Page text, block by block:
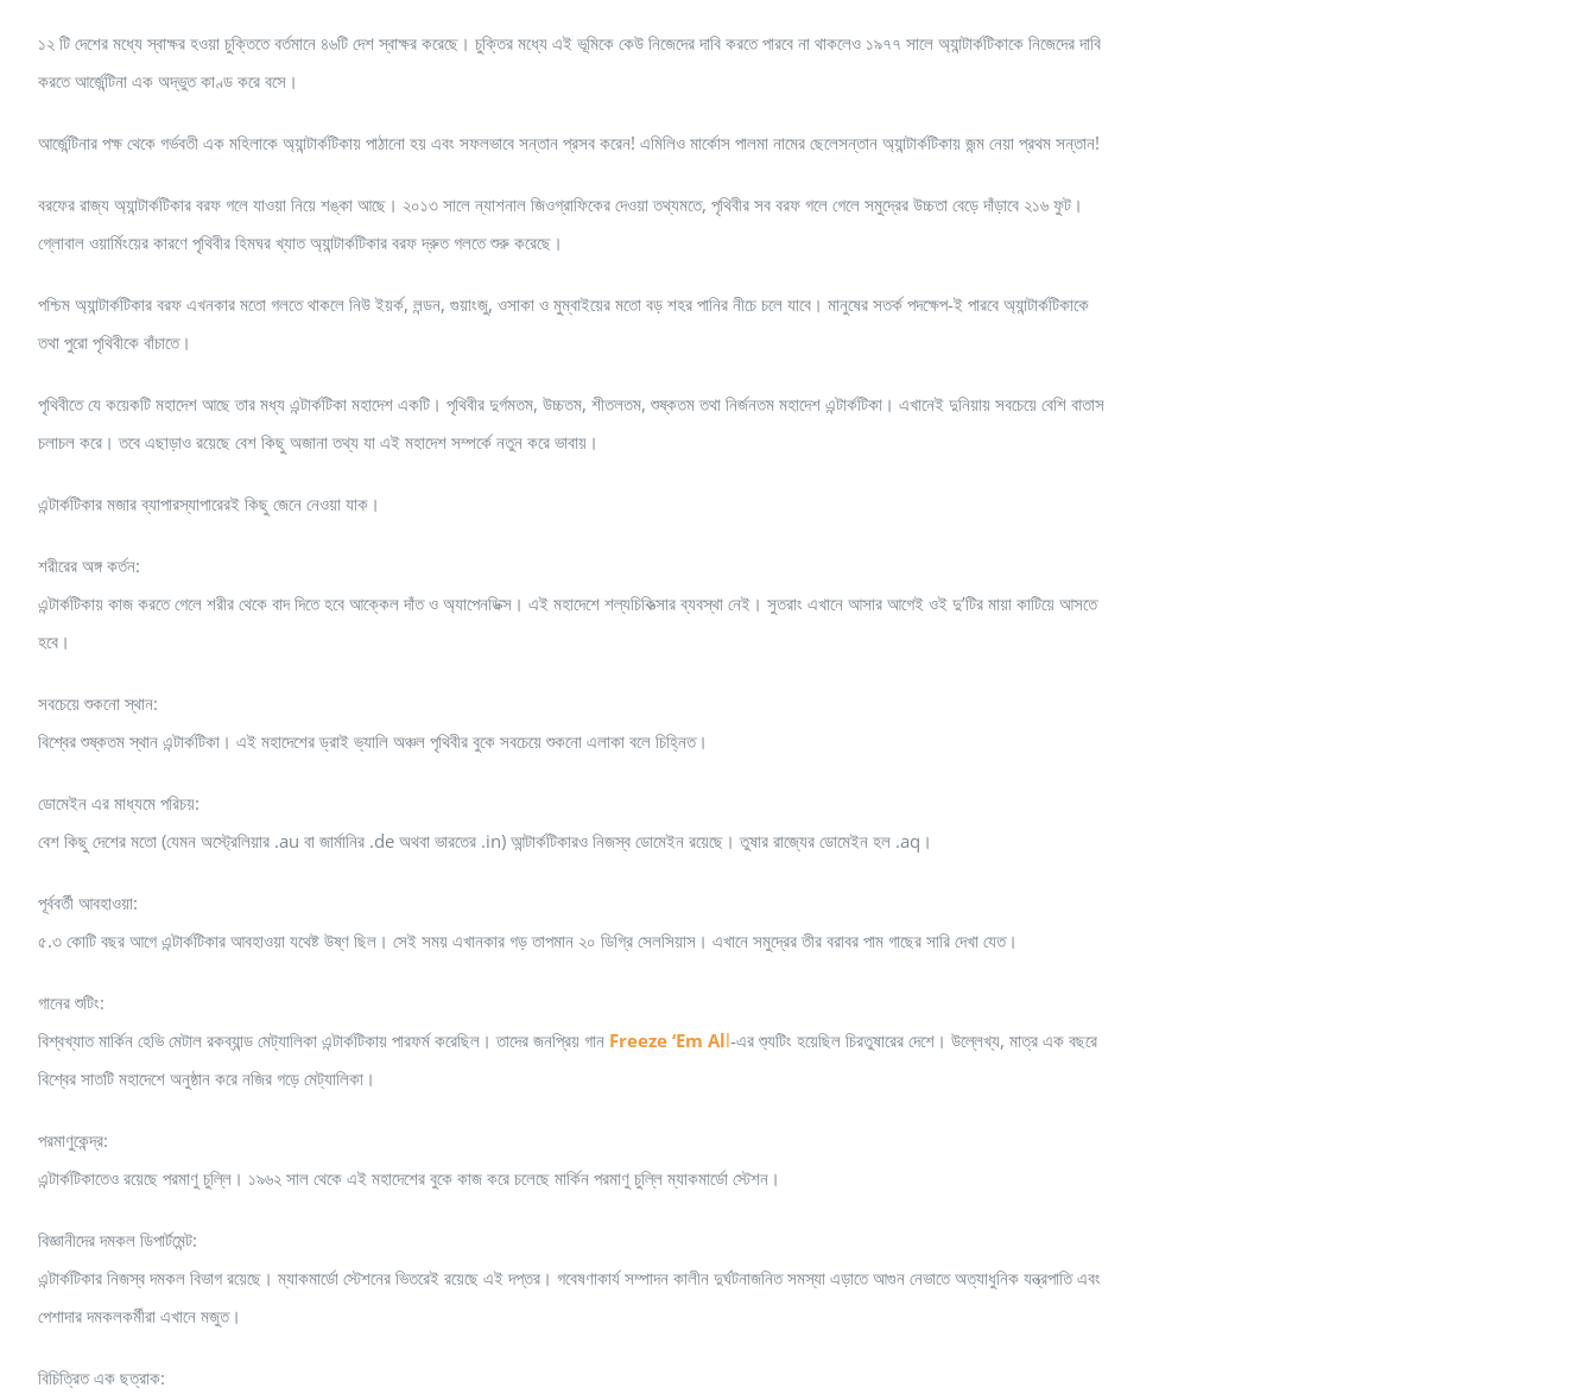
১২ টি দেশের মধ্যে স্বাক্ষর হওয়া চুক্তিতে বর্তমানে ৪৬টি দেশ স্বাক্ষর করেছে। চুক্তির মধ্যে এই ভূমিকে কেউ নিজেদের দাবি করতে পারবে না থাকলেও ১৯৭৭ সালে অ্যান্টার্কটিকাকে নিজেদের দাবি
করতে আর্জেন্টিনা এক অদ্ভুত কাণ্ড করে বসে।
আর্জেন্টিনার পক্ষ থেকে গর্ভবতী এক মহিলাকে অ্যান্টার্কটিকায় পাঠানো হয় এবং সফলভাবে সন্তান প্রসব করেন! এমিলিও মার্কোস পালমা নামের ছেলেসন্তান অ্যান্টার্কটিকায় জন্ম নেয়া প্রথম সন্তান!
বরফের রাজ্য অ্যান্টার্কটিকার বরফ গলে যাওয়া নিয়ে শঙ্কা আছে। ২০১৩ সালে ন্যাশনাল জিওগ্রাফিকের দেওয়া তথ্যমতে, পৃথিবীর সব বরফ গলে গেলে সমুদ্রের উচ্চতা বেড়ে দাঁড়াবে ২১৬ ফুট।
গ্লোবাল ওয়ার্মিংয়ের কারণে পৃথিবীর হিমঘর খ্যাত অ্যান্টার্কটিকার বরফ দ্রুত গলতে শুরু করেছে।
পশ্চিম অ্যান্টার্কটিকার বরফ এখনকার মতো গলতে থাকলে নিউ ইয়র্ক, লন্ডন, গুয়াংজু, ওসাকা ও মুম্বাইয়ের মতো বড় শহর পানির নীচে চলে যাবে। মানুষের সতর্ক পদক্ষেপ-ই পারবে অ্যান্টার্কটিকাকে
তথা পুরো পৃথিবীকে বাঁচাতে।
পৃথিবীতে যে কয়েকটি মহাদেশ আছে তার মধ্য এন্টার্কটিকা মহাদেশ একটি। পৃথিবীর দুর্গমতম, উচ্চতম, শীতলতম, শুষ্কতম তথা নির্জনতম মহাদেশ এন্টার্কটিকা। এখানেই দুনিয়ায় সবচেয়ে বেশি বাতাস
চলাচল করে। তবে এছাড়াও রয়েছে বেশ কিছু অজানা তথ্য যা এই মহাদেশ সম্পর্কে নতুন করে ভাবায়।
এন্টার্কটিকার মজার ব্যাপারস্যাপারেরই কিছু জেনে নেওয়া যাক।
শরীরের অঙ্গ কর্তন:
এন্টার্কটিকায় কাজ করতে গেলে শরীর থেকে বাদ দিতে হবে আক্কেল দাঁত ও অ্যাপেনডিক্স। এই মহাদেশে শল্যচিকিত্‍সার ব্যবস্থা নেই। সুতরাং এখানে আসার আগেই ওই দু’টির মায়া কাটিয়ে আসতে
হবে।
সবচেয়ে শুকনো স্থান:
বিশ্বের শুষ্কতম স্থান এন্টার্কটিকা। এই মহাদেশের ড্রাই ভ্যালি অঞ্চল পৃথিবীর বুকে সবচেয়ে শুকনো এলাকা বলে চিহ্নিত।
ডোমেইন এর মাধ্যমে পরিচয়:
বেশ কিছু দেশের মতো (যেমন অস্ট্রেলিয়ার .au বা জার্মানির .de অথবা ভারতের .in) আন্টার্কটিকারও নিজস্ব ডোমেইন রয়েছে। তুষার রাজ্যের ডোমেইন হল .aq।
পূর্ববর্তী আবহাওয়া:
৫.৩ কোটি বছর আগে এন্টার্কটিকার আবহাওয়া যথেষ্ট উষ্ণ ছিল। সেই সময় এখানকার গড় তাপমান ২০ ডিগ্রি সেলসিয়াস। এখানে সমুদ্রের তীর বরাবর পাম গাছের সারি দেখা যেত।
গানের শুটিং:
বিশ্বখ্যাত মার্কিন হেভি মেটাল রকব্যান্ড মেট্যালিকা এন্টার্কটিকায় পারফর্ম করেছিল। তাদের জনপ্রিয় গান Freeze ‘Em All-এর শ্যুটিং হয়েছিল চিরতুষারের দেশে। উল্লেখ্য, মাত্র এক বছরে
বিশ্বের সাতটি মহাদেশে অনুষ্ঠান করে নজির গড়ে মেট্যালিকা।
পরমাণুকেন্দ্র:
এন্টার্কটিকাতেও রয়েছে পরমাণু চুল্লি। ১৯৬২ সাল থেকে এই মহাদেশের বুকে কাজ করে চলেছে মার্কিন পরমাণু চুল্লি ম্যাকমার্ডো স্টেশন।
বিজ্ঞানীদের দমকল ডিপার্টমেন্ট:
এন্টার্কটিকার নিজস্ব দমকল বিভাগ রয়েছে। ম্যাকমার্ডো স্টেশনের ভিতরেই রয়েছে এই দপ্তর। গবেষণাকার্য সম্পাদন কালীন দুর্ঘটনাজনিত সমস্যা এড়াতে আগুন নেভাতে অত্যাধুনিক যন্ত্রপাতি এবং
পেশাদার দমকলকর্মীরা এখানে মজুত।
বিচিত্রিত এক ছত্রাক: